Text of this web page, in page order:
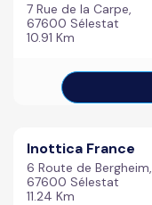
7 Rue de la Carpe,
67600 Sélestat
10.91 Km
Inottica France
6 Route de Bergheim,
67600 Sélestat
11.24 Km